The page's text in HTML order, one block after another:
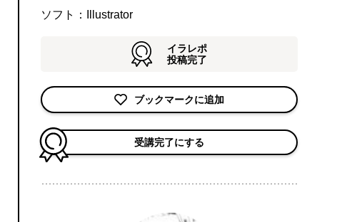
ソフト：Illustrator
イラレポ
投稿完了
ブックマークに追加
受講完了にする